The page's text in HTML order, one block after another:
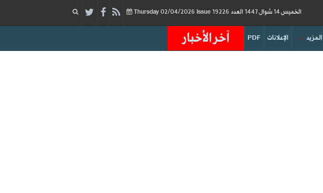
الخميس 14 شوال 1447 العدد 19226 02/04/2026 Issue
آخر الأخبار PDF الإعلانات المزيد